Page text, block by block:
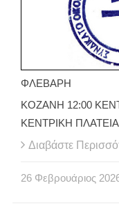
ΦΛΕΒΑΡΗ
ΚΟΖΑΝΗ 12:00
ΚΕΝΤΡΙΚΗ ΠΛΑΤΕΙΑ
Διαβάστε
26 Φεβρουάριος